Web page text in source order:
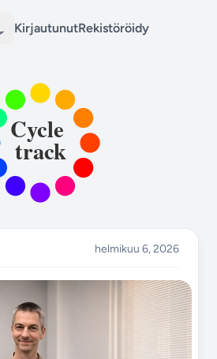
KirjautunutRekistöröidy
helmikuu 6, 2026